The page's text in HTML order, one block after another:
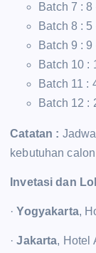
Batch 7 :
Batch 8 :
Batch 9 :
Batch 10 :
Batch 11 :
Batch 12 :
Catatan :
kebutuhan
Invetasi dan
·Yogyakarta,
·Jakarta, Hotel